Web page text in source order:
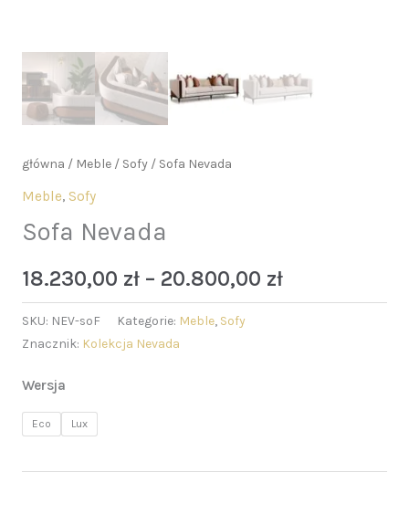
główna / Meble/ Sofy/ Sofa Nevada
Meble, Sofy
Sofa Nevada
18.230,00 zł – 20.800,00 zł
SKU: NEV-soF Kategorie: Meble, Sofy
Znacznik: Kolekcja Nevada
Wersja
Eco Lux